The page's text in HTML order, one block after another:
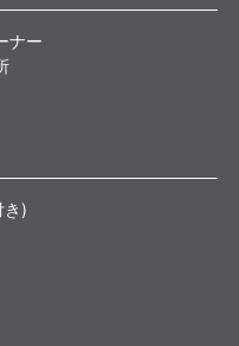
ナー
き)